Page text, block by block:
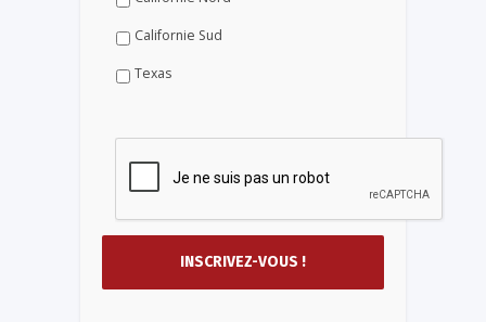
Californie Sud
Texas